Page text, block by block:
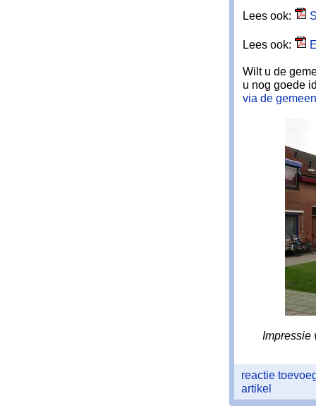
Lees ook:
Lees ook:
Wilt u de
u nog goede
via de
Impressie
reactie
artikel